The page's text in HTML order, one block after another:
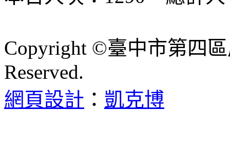
Copyright ©臺中市第四
Reserved.
網頁設計 ： 凱克博